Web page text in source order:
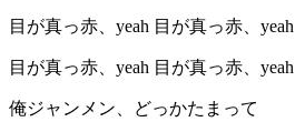
目が真っ赤、yeah 目が真っ赤、yeah
目が真っ赤、yeah 目が真っ赤、yeah
俺ジャンメン、どっかたまって